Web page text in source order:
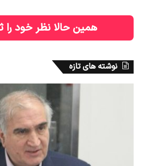
همین حالا نظر خود را
نوشته های تازه